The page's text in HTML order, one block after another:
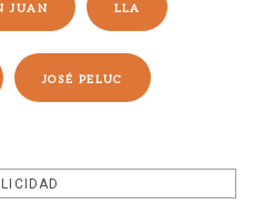
JUAN LLA
JOSÉ PELUC